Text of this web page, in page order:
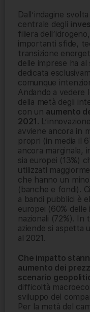
Dall’indagine
centrale degli
filiera
importanti sfide,
transizione
delle imprese ha al
dedicata
comunque
Andando a
della metà degli
con un aumento
2021.
avviene ancora in
propri (in media il
ancora marginale,
sia europei (13%)
utilizzati
che hanno un
(banche e fondi).
a bandi pubblici è
europei (60% delle
nazionali (72%). In
aziende si aspetta
al 2021.
Che impatto
aumento dei
scenario
difficoltà
sviluppo del
Per la metà del